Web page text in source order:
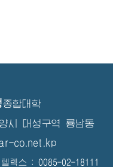
종합대학
시 대성구역 룡남동
co.net.kp
스 : 0085-02-18111